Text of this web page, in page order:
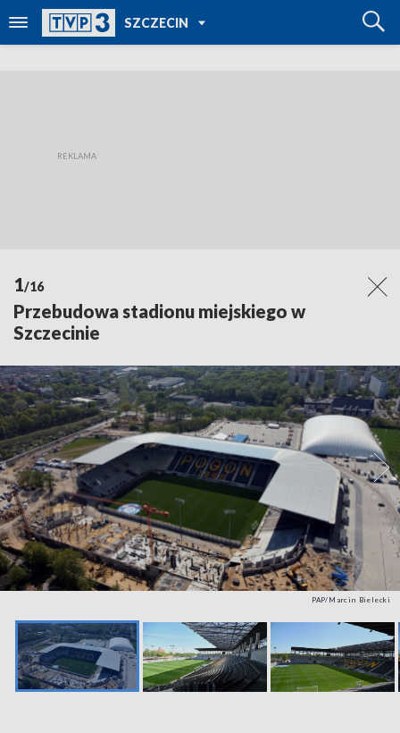
SZCZECIN
TVP REGIONY
1/16
Przebudowa stadionu miejskiego w
Szczecinie
PAP/Marcin Bielecki